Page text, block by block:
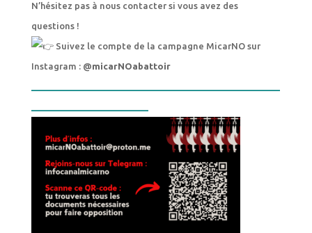
N’hésitez pas à nous contacter si vous avez des
questions !
Suivez le compte de la campagne MicarNO sur
Instagram : @micarNOabattoir